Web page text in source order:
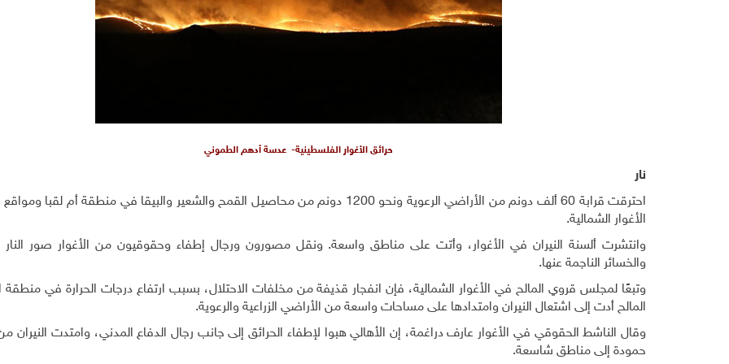
حرائق الأغوار الفلسطينية- عدسة أدهم الطموني
نار
احترقت قرابة 60 ألف دونم من الأراضي الرعوية ونحو 1200 دونم من محاصيل القمح والشعير والبيقا في منطقة أم
الأغوار الشمالية.
وانتشرت ألسنة النيران في الأغوار، وأتت على مناطق واسعة. ونقل مصورون ورجال إطفاء وحقوقيون من الأغوار صور النار
والخسائر الناجمة عنها.
وتبعًا لمجلس قروي المالح في الأغوار الشمالية، فإن انفجار قذيفة من مخلفات الاحتلال، بسبب ارتفاع درجات الحرارة في منطقة
المالح أدت إلى اشتعال النيران وامتدادها على مساحات واسعة من الأراضي الزراعية والرعوية.
وقال الناشط الحقوقي في الأغوار عارف دراغمة، إن الأهالي هبوا لإطفاء الحرائق إلى جانب رجال الدفاع المدني، وامتدت النيران
حمودة إلى مناطق شاسعة.